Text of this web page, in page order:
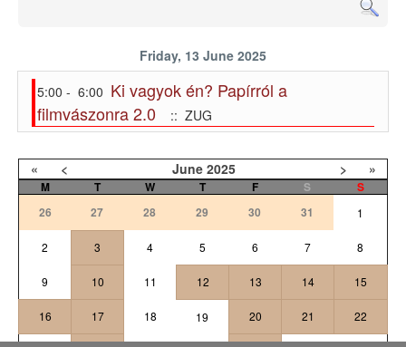
Friday, 13 June 2025
5:00 - 6:00 Ki vagyok én? Papírról a
filmvászonra 2.0
:: ZUG
« < June 2025 > »
M T W T F S
S
26
27 28 29 30 31 1
2 3 4 5 6 7 8
9 10 11 12 13 14 15
16 17 18 19 20 21 22